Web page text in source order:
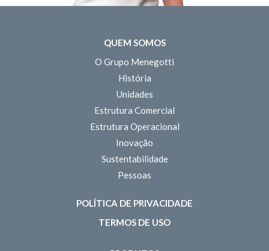
QUEM SOMOS
O Grupo Menegotti
História
Unidades
Estrutura Comercial
Estrutura Operacional
Inovação
Sustentabilidade
Pessoas
POLÍTICA DE PRIVACIDADE
TERMOS DE USO